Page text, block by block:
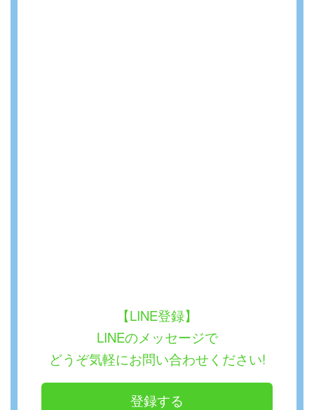
【LINE登録】
LINEのメッセージで
どうぞ気軽にお問い合わせください!
登録する